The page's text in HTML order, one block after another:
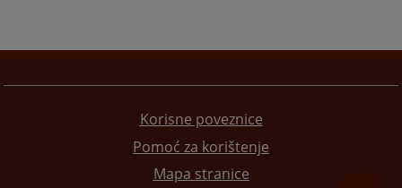
Korisne poveznice
Pomoć za korištenje
Mapa stranice